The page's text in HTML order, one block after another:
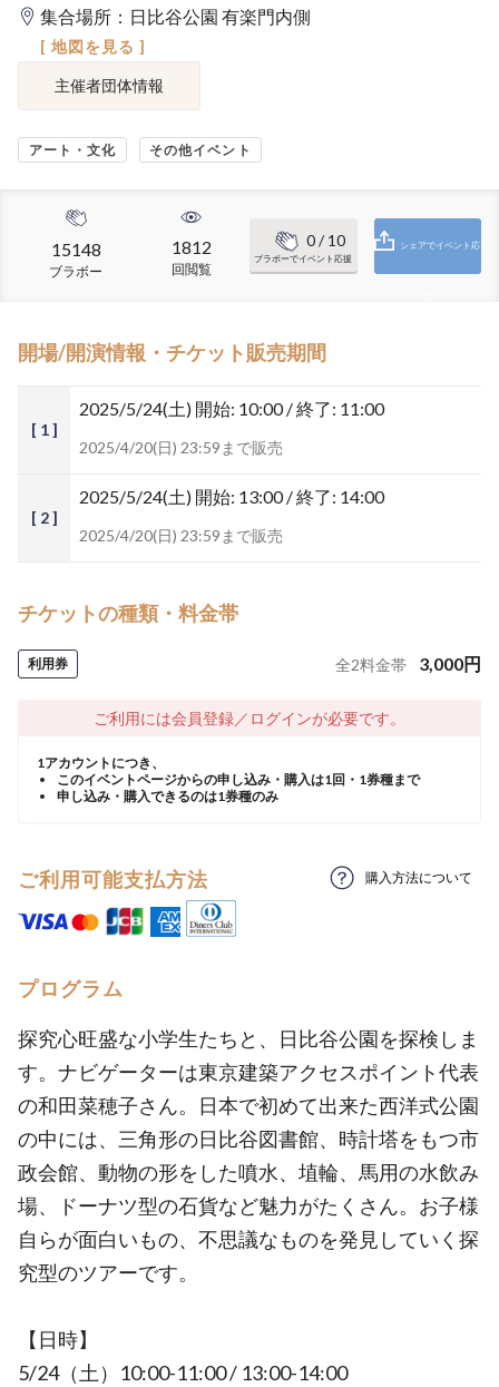
集合場所：日比谷公園 有楽門内側
[ 地図を見る ]
主催者団体情報
アート・文化 その他イベント
15148
ブラボー
1812
回閲覧
0/ 10
ブラボーでイベント応援
シェアでイベント応
開場/開演情報・チケット販売期間
[ 1 ]
2025/5/24(土) 開始: 10:00 / 終了: 11:00
2025/4/20(日) 23:59まで販売
[ 2 ]
2025/5/24(土) 開始: 13:00 / 終了: 14:00
2025/4/20(日) 23:59まで販売
チケットの種類・料金帯
利用券 全2料金帯 3,000円
ご利用には会員登録／ログインが必要です。
1アカウントにつき、
このイベントページからの申し込み・購入は1回・1券種まで
申し込み・購入できるのは1券種のみ
ご利用可能支払方法 購入方法について
プログラム
探究心旺盛な小学生たちと、日比谷公園を探検しま
す。ナビゲーターは東京建築アクセスポイント代表
の和田菜穂子さん。日本で初めて出来た西洋式公園
の中には、三角形の日比谷図書館、時計塔をもつ市
政会館、動物の形をした噴水、埴輪、馬用の水飲み
場、ドーナツ型の石貨など魅力がたくさん。お子様
自らが面白いもの、不思議なものを発見していく探
究型のツアーです。
【日時】
5/24（土）10:00-11:00 / 13:00-14:00